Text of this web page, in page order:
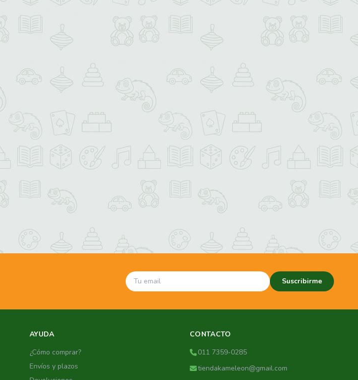
Suscribirme
AYUDA
¿Cómo comprar?
Envíos y plazos
CONTACTO
011 7359-0285
tiendakameleon@gmail.com